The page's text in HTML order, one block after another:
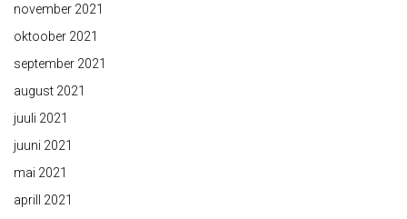
november 2021
oktoober 2021
september 2021
august 2021
juuli 2021
juuni 2021
mai 2021
aprill 2021